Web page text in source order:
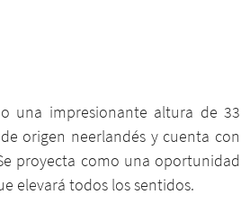
una impresionante altura de 33
origen neerlandés y cuenta con
proyecta como una oportunidad
elevará todos los sentidos.